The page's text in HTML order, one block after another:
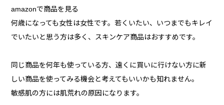
amazonで商品を見る
何歳になっても女性は女性です。若くいたい、いつまでもキレイ
でいたいと思う方は多く、スキンケア商品はおすすめです。
同じ商品を何年も使っている方、遠くに買いに行けない方に新
しい商品を使ってみる機会と考えてもいいかも知れません。
敏感肌の方には肌荒れの原因になります。